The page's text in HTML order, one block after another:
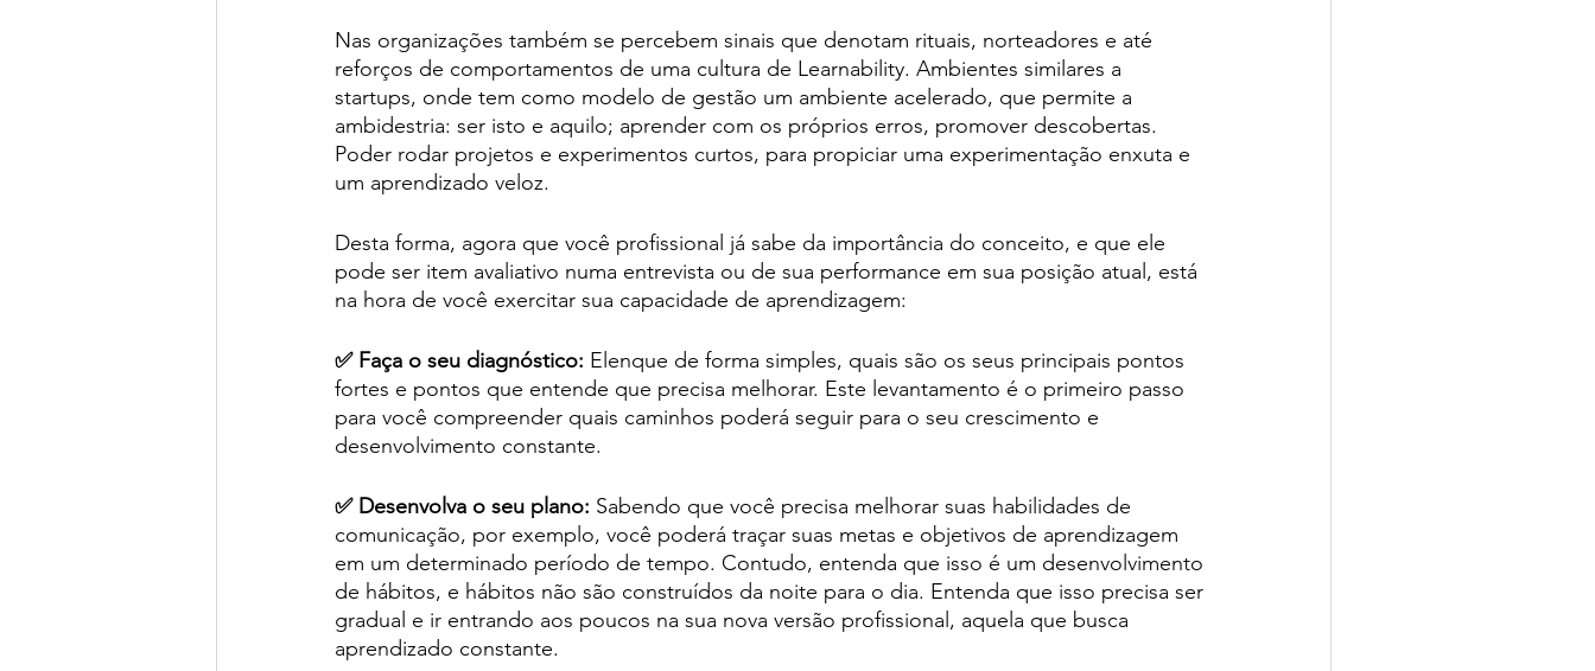
Nas organizações também se percebem sinais que denotam rituais, norteadores e até
reforços de comportamentos de uma cultura de Learnability. Ambientes similares a
startups, onde tem como modelo de gestão um ambiente acelerado, que permite a
ambidestria: ser isto e aquilo; aprender com os próprios erros, promover descobertas.
Poder rodar projetos e experimentos curtos, para propiciar uma experimentação enxuta e
um aprendizado veloz.
Desta forma, agora que você profissional já sabe da importância do conceito, e que ele
pode ser item avaliativo numa entrevista ou de sua performance em sua posição atual, está
na hora de você exercitar sua capacidade de aprendizagem:
✅ Faça o seu diagnóstico: Elenque de forma simples, quais são os seus principais pontos
fortes e pontos que entende que precisa melhorar. Este levantamento é o primeiro passo
para você compreender quais caminhos poderá seguir para o seu crescimento e
desenvolvimento constante.
✅ Desenvolva o seu plano: Sabendo que você precisa melhorar suas habilidades de
comunicação, por exemplo, você poderá traçar suas metas e objetivos de aprendizagem
em um determinado período de tempo. Contudo, entenda que isso é um desenvolvimento
de hábitos, e hábitos não são construídos da noite para o dia. Entenda que isso precisa ser
gradual e ir entrando aos poucos na sua nova versão profissional, aquela que busca
aprendizado constante.